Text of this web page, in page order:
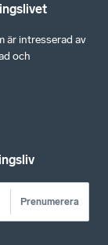
är intresserad av
och
Prenumerera